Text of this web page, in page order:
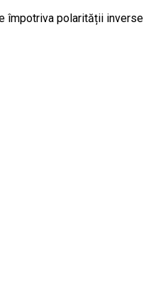
împotriva polarității inverse